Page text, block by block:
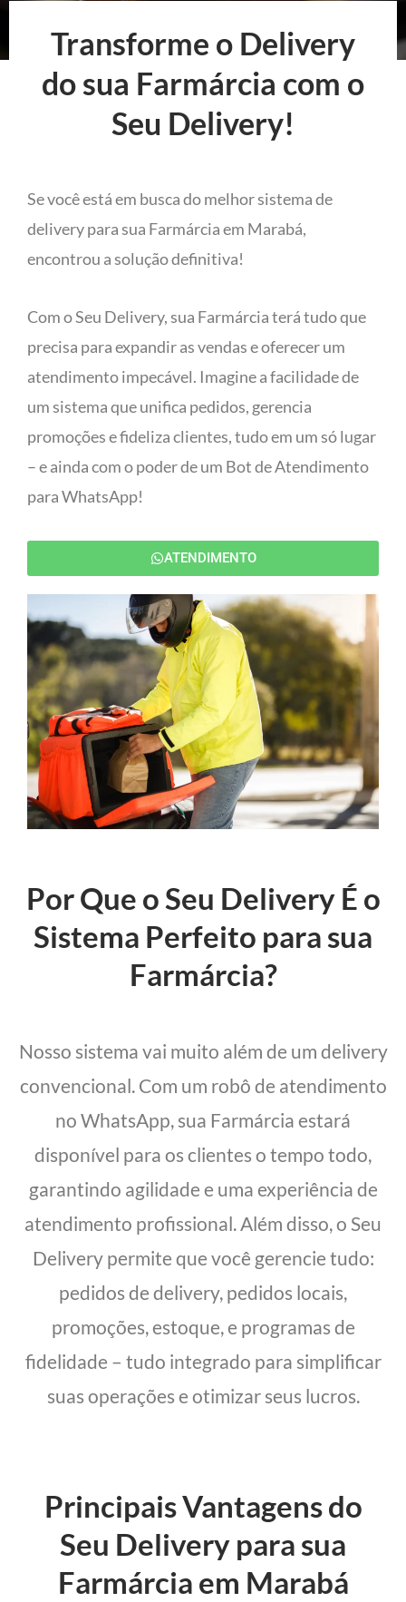
Transforme o Delivery
do sua Farmárcia com o
Seu Delivery!
Se você está em busca do melhor sistema de
delivery para sua Farmárcia em Marabá,
encontrou a solução definitiva!
Com o Seu Delivery, sua Farmárcia terá tudo que
precisa para expandir as vendas e oferecer um
atendimento impecável. Imagine a facilidade de
um sistema que unifica pedidos, gerencia
promoções e fideliza clientes, tudo em um só lugar
– e ainda com o poder de um Bot de Atendimento
para WhatsApp!
ATENDIMENTO
Por Que o Seu Delivery É o
Sistema Perfeito para sua
Farmárcia?
Nosso sistema vai muito além de um delivery
convencional. Com um robô de atendimento
no WhatsApp, sua Farmárcia estará
disponível para os clientes o tempo todo,
garantindo agilidade e uma experiência de
atendimento profissional. Além disso, o Seu
Delivery permite que você gerencie tudo:
pedidos de delivery, pedidos locais,
promoções, estoque, e programas de
fidelidade – tudo integrado para simplificar
suas operações e otimizar seus lucros.
Principais Vantagens do
Seu Delivery para sua
Farmárcia em Marabá